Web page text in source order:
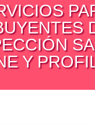
Y